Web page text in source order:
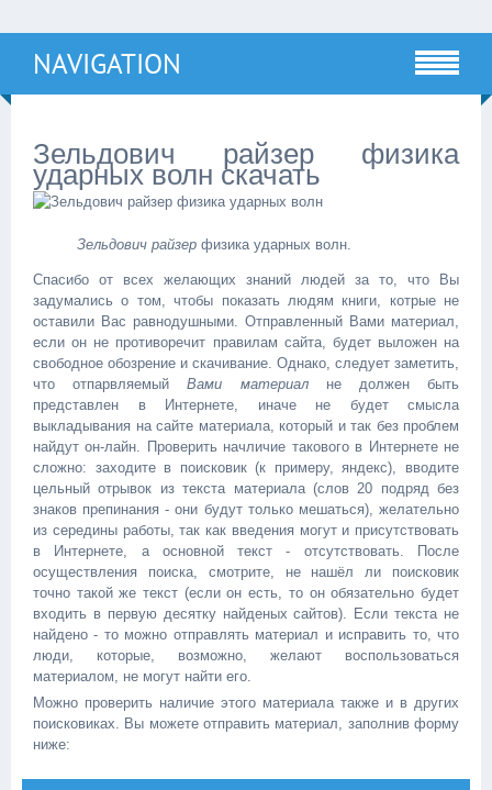
NAVIGATION
Зельдович райзер физика
ударных волн скачать
Зельдович райзер физика ударных волн.
Спасибо от всех желающих знаний людей за то, что Вы
задумались о том, чтобы показать людям книги, котрые не
оставили Вас равнодушными. Отправленный Вами материал,
если он не противоречит правилам сайта, будет выложен на
свободное обозрение и скачивание. Однако, следует заметить,
что отпарвляемыйВами материалне должен быть
представлен в Интернете, иначе не будет смысла
выкладывания на сайте материала, который и так без проблем
найдут он-лайн. Проверить начличие такового в Интернете не
сложно: заходите в поисковик (к примеру, яндекс), вводите
цельный отрывок из текста материала (слов 20 подряд без
знаков препинания - они будут только мешаться), желательно
из середины работы, так как введения могут и присутствовать
в Интернете, а основной текст - отсутствовать. После
осуществления поиска, смотрите, не нашёл ли поисковик
точно такой же текст (если он есть, то он обязательно будет
входить в первую десятку найденых сайтов). Если текста не
найдено - то можно отправлять материал и исправить то, что
люди, которые, возможно, желают воспользоваться
материалом, не могут найти его.
Можно проверить наличие этого материала также и в других
поисковиках. Вы можете отправить материал, заполнив форму
ниже: